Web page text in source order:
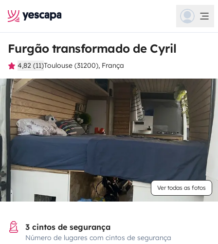
Furgão transformado de Cyril
4,82 (11)Toulouse (31200), França
Ver todas as fotos
3 cintos de segurança
Número de lugares com cintos de segurança